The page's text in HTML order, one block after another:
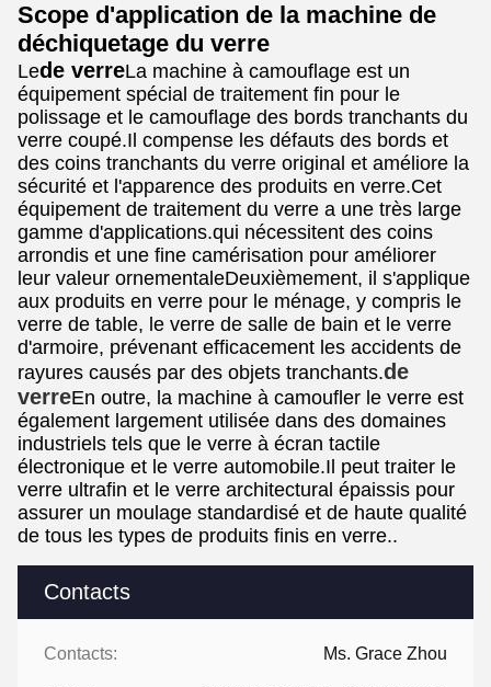
Contacts
Contacts: Ms. Grace Zhou
Scope d'application de la machine de
déchiquetage du verre
Lede verreLa machine à camouflage est un
équipement spécial de traitement fin pour le
polissage et le camouflage des bords tranchants du
verre coupé.Il compense les défauts des bords et
des coins tranchants du verre original et améliore la
sécurité et l'apparence des produits en verre.Cet
équipement de traitement du verre a une très large
gamme d'applications.qui nécessitent des coins
arrondis et une fine camérisation pour améliorer
leur valeur ornementaleDeuxièmement, il s'applique
aux produits en verre pour le ménage, y compris le
verre de table, le verre de salle de bain et le verre
d'armoire, prévenant efficacement les accidents de
rayures causés par des objets tranchants.de
verreEn outre, la machine à camoufler le verre est
également largement utilisée dans des domaines
industriels tels que le verre à écran tactile
électronique et le verre automobile.Il peut traiter le
verre ultrafin et le verre architectural épaissis pour
assurer un moulage standardisé et de haute qualité
de tous les types de produits finis en verre..